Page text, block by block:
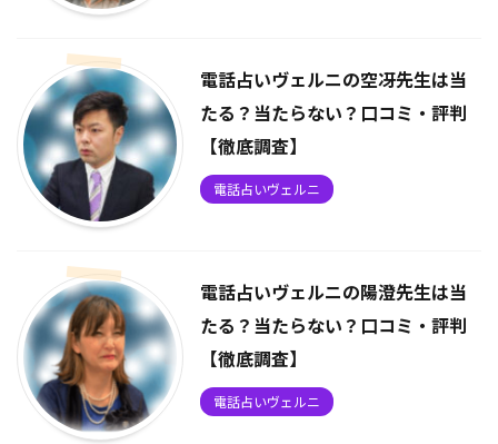
電話占いヴェルニの空冴先生は当
たる？当たらない？口コミ・評判
【徹底調査】
電話占いヴェルニ
電話占いヴェルニの陽澄先生は当
たる？当たらない？口コミ・評判
【徹底調査】
電話占いヴェルニ